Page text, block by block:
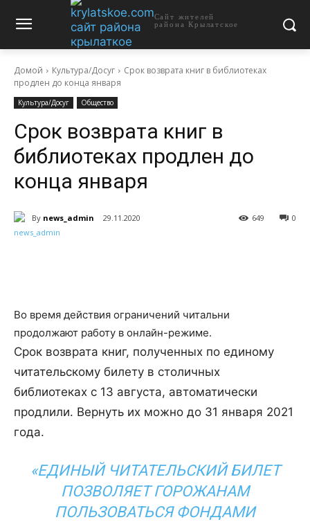
Сайт жителей
района Крылатское
Домой Культура/Досуг
Срок возврата книг в библиотеках
продлен до конца января
Культура/Досуг Общество
Срок возврата книг в
библиотеках продлен до
конца января
By news_admin 29.11.2020 0
649
Во время действия ограничений читальни
продолжают работу в онлайн-режиме.
Срок возврата книг, полученных по единому
читательскому билету в столичных
библиотеках с 13 августа, автоматически
продлили. Вернуть их можно до 31 января 2021
года.
«ЕДИНЫЙ ЧИТАТЕЛЬСКИЙ БИЛЕТ
ПОЗВОЛЯЕТ ГОРОЖАНАМ
ПОЛЬЗОВАТЬСЯ ФОНДАМИ